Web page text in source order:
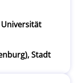
Universität
Stadt